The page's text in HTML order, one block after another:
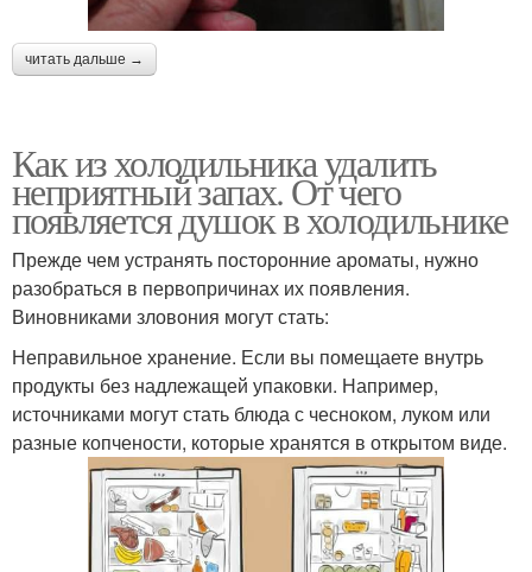
читать дальше →
Как из холодильника удалить
неприятный запах. От чего
появляется душок в холодильнике
Прежде чем устранять посторонние ароматы, нужно
разобраться в первопричинах их появления.
Виновниками зловония могут стать:
Неправильное хранение. Если вы помещаете внутрь
продукты без надлежащей упаковки. Например,
источниками могут стать блюда с чесноком, луком или
разные копчености, которые хранятся в открытом виде.